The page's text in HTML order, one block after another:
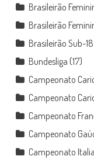
Brasileirão
Brasileirão
Brasileirão Sub-18
Bundesliga (17)
Campeonato
Campeonato
Campeonato
Campeonato
Campeonato